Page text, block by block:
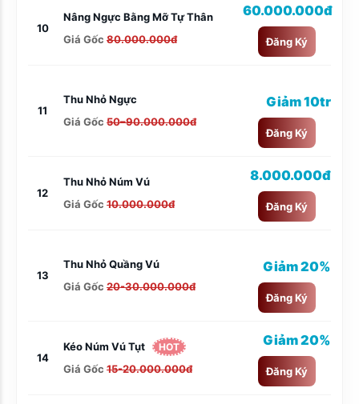
10
Nâng Ngực Bằng Mỡ Tự Thân
Giá Gốc 80.000.000đ
60.000.000đ
Đăng Ký
11
Thu Nhỏ Ngực
Giá Gốc 50–90.000.000đ
Giảm 10tr
Đăng Ký
12
Thu Nhỏ Núm Vú
Giá Gốc 10.000.000đ
8.000.000đ
Đăng Ký
13
Thu Nhỏ Quầng Vú
Giá Gốc 20-30.000.000đ
Giảm 20%
Đăng Ký
14
Kéo Núm Vú Tụt HOT
Giá Gốc 15-20.000.000đ
Giảm 20%
Đăng Ký